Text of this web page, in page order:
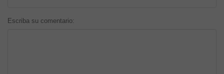
Escriba su comentario: